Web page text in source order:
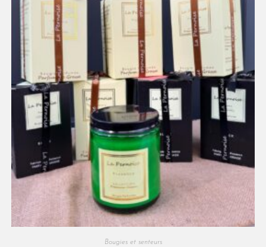
Bougies et senteurs